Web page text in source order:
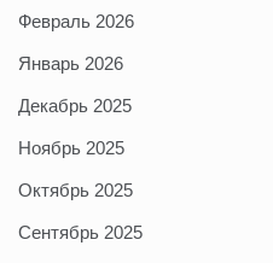
Февраль 2026
Январь 2026
Декабрь 2025
Ноябрь 2025
Октябрь 2025
Сентябрь 2025